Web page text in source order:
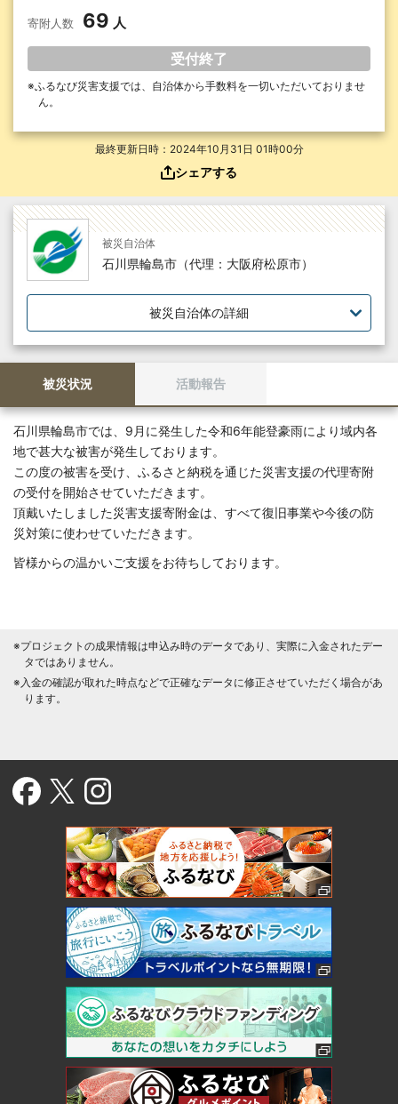
寄附人数 69
受付終了
ふるなび災害支援では、自治体から手数料を一切いただいておりませ
ん。
最終更新日時：2024年10月31日 01時00分
シェアする
被災状況 活動報告
被災自治体
石川県輪島市（代理：大阪府松原市）
被災自治体の詳細
石川県輪島市では、9月に発生した令和6年能登豪雨により域内各
地で甚大な被害が発生しております。
この度の被害を受け、ふるさと納税を通じた災害支援の代理寄附
の受付を開始させていただきます。
頂戴いたしました災害支援寄附金は、すべて復旧事業や今後の防
災対策に使わせていただきます。
皆様からの温かいご支援をお待ちしております。
※プロジェクトの成果情報は申込み時のデータであり、実際に入金されたデー
タではありません。
※入金の確認が取れた時点などで正確なデータに修正させていただく場合があ
ります。